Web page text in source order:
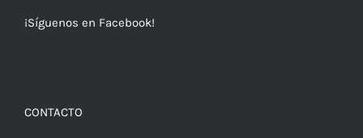
¡Síguenos en Facebook!
CONTACTO